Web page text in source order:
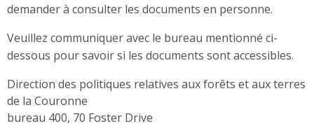
demander à consulter les documents en personne.
Veuillez communiquer avec le bureau mentionné ci-
dessous pour savoir si les documents sont accessibles.
Direction des politiques relatives aux forêts et aux terres
de la Couronne
Address
bureau 400, 70 Foster Drive